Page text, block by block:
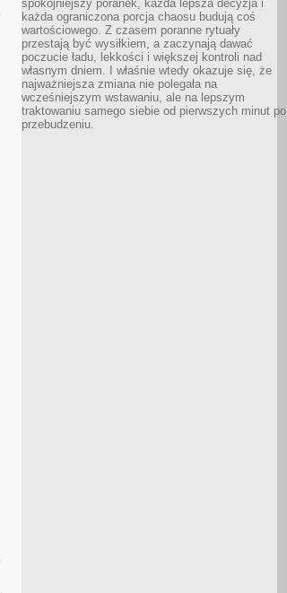
spokojniejszy poranek, każda lepsza decyzja i
każda ograniczona porcja chaosu budują coś
wartościowego. Z czasem poranne rytuały
przestają być wysiłkiem, a zaczynają dawać
poczucie ładu, lekkości i większej kontroli nad
własnym dniem. I właśnie wtedy okazuje się, że
najważniejsza zmiana nie polegała na
wcześniejszym wstawaniu, ale na lepszym
traktowaniu samego siebie od pierwszych minut po
przebudzeniu.